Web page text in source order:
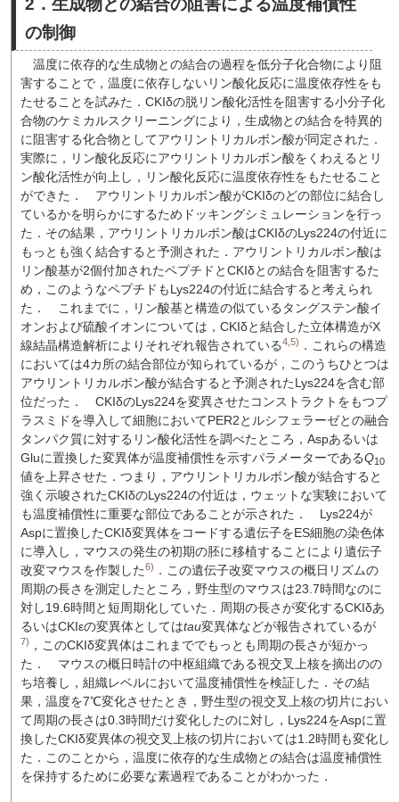
2．生成物との結合の阻害による温度補償性
の制御
温度に依存的な生成物との結合の過程を低分子化合物により阻
害することで，温度に依存しないリン酸化反応に温度依存性をも
たせることを試みた．CKIδの脱リン酸化活性を阻害する小分子化
合物のケミカルスクリーニングにより，生成物との結合を特異的
に阻害する化合物としてアウリントリカルボン酸が同定された．
実際に，リン酸化反応にアウリントリカルボン酸をくわえるとリ
ン酸化活性が向上し，リン酸化反応に温度依存性をもたせること
ができた．
アウリントリカルボン酸がCKIδのどの部位に結合し
ているかを明らかにするためドッキングシミュレーションを行っ
た．その結果，アウリントリカルボン酸はCKIδのLys224の付近に
もっとも強く結合すると予測された．アウリントリカルボン酸は
リン酸基が2個付加されたペプチドとCKIδとの結合を阻害するた
め，このようなペプチドもLys224の付近に結合すると考えられ
た．
これまでに，リン酸基と構造の似ているタングステン酸イ
オンおよび硫酸イオンについては，CKIδと結合した立体構造がX
線結晶構造解析によりそれぞれ報告されている4,5) ．これらの構造
においては4カ所の結合部位が知られているが，このうちひとつは
アウリントリカルボン酸が結合すると予測されたLys224を含む部
位だった．
CKIδのLys224を変異させたコンストラクトをもつプ
ラスミドを導入して細胞においてPER2とルシフェラーゼとの融合
タンパク質に対するリン酸化活性を調べたところ，Aspあるいは
Gluに置換した変異体が温度補償性を示すパラメーターであるQ10
値を上昇させた．つまり，アウリントリカルボン酸が結合すると
強く示唆されたCKIδのLys224の付近は，ウェットな実験において
も温度補償性に重要な部位であることが示された．
Lys224が
Aspに置換したCKIδ変異体をコードする遺伝子をES細胞の染色体
に導入し，マウスの発生の初期の胚に移植することにより遺伝子
改変マウスを作製した6) ．この遺伝子改変マウスの概日リズムの
周期の長さを測定したところ，野生型のマウスは23.7時間なのに
対し19.6時間と短周期化していた．周期の長さが変化するCKIδあ
るいはCKIεの変異体としてはtau変異体などが報告されているが
7) ，このCKIδ変異体はこれまででもっとも周期の長さが短かっ
た．
マウスの概日時計の中枢組織である視交叉上核を摘出のの
ち培養し，組織レベルにおいて温度補償性を検証した．その結
果，温度を7℃変化させたとき，野生型の視交叉上核の切片におい
て周期の長さは0.3時間だけ変化したのに対し，Lys224をAspに置
換したCKIδ変異体の視交叉上核の切片においては1.2時間も変化し
た．このことから，温度に依存的な生成物との結合は温度補償性
を保持するために必要な素過程であることがわかった．